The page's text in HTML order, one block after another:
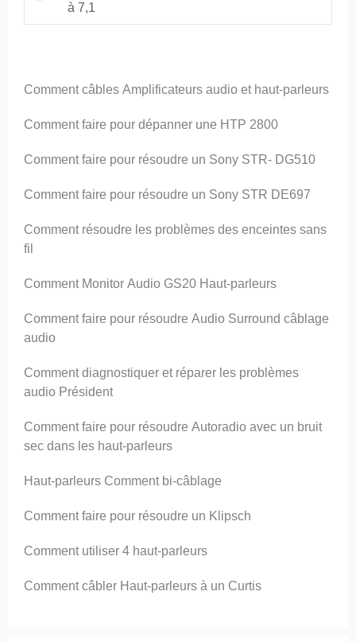
à 7,1
Comment câbles Amplificateurs audio et haut-parleurs
Comment faire pour dépanner une HTP 2800
Comment faire pour résoudre un Sony STR- DG510
Comment faire pour résoudre un Sony STR DE697
Comment résoudre les problèmes des enceintes sans
fil
Comment Monitor Audio GS20 Haut-parleurs
Comment faire pour résoudre Audio Surround câblage
audio
Comment diagnostiquer et réparer les problèmes
audio Président
Comment faire pour résoudre Autoradio avec un bruit
sec dans les haut-parleurs
Haut-parleurs Comment bi-câblage
Comment faire pour résoudre un Klipsch
Comment utiliser 4 haut-parleurs
Comment câbler Haut-parleurs à un Curtis